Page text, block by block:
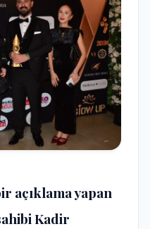
açıklama yapan
Kadir